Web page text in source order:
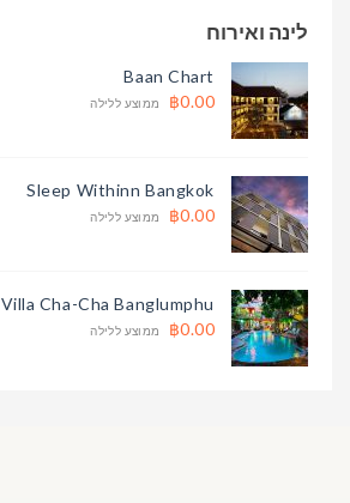
לינה ואירוח
Baan Chart
฿0.00
ממוצע ללילה
Sleep Withinn Bangkok
฿0.00
ממוצע ללילה
Villa Cha-Cha Banglumphu
฿0.00
ממוצע ללילה